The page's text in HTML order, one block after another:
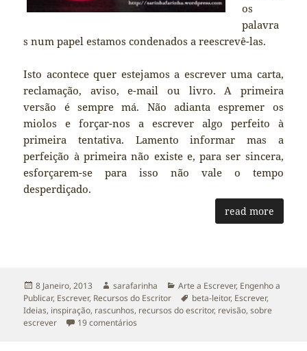
os
palavra
s num papel estamos condenados a reescrevê-las.
Isto acontece quer estejamos a escrever uma carta,
reclamação, aviso, e-mail ou livro. A primeira
versão é sempre má. Não adianta espremer os
miolos e forçar-nos a escrever algo perfeito à
primeira tentativa. Lamento informar mas a
perfeição à primeira não existe e, para ser sincera,
esforçarem-se para isso não vale o tempo
desperdiçado.
read more
Publicado
a
8 Janeiro, 2013 Autor
sarafarinha Categorias
Arte a Escrever, Engenho a
Publicar, Escrever, Recursos do Escritor Etiquetas
beta-leitor, Escrever,
Ideias, inspiração, rascunhos, recursos do escritor, revisão,sobre
escrever
19 comentários